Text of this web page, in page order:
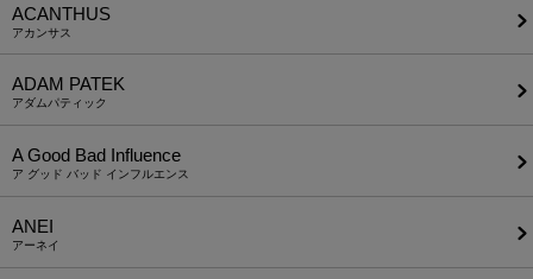
ACANTHUS
アカンサス
ADAM PATEK
アダムパティック
A Good Bad Influence
ア グッド バッド インフルエンス
ANEI
アーネイ